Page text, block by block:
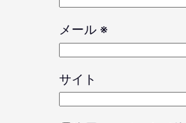
メール ※
サイト